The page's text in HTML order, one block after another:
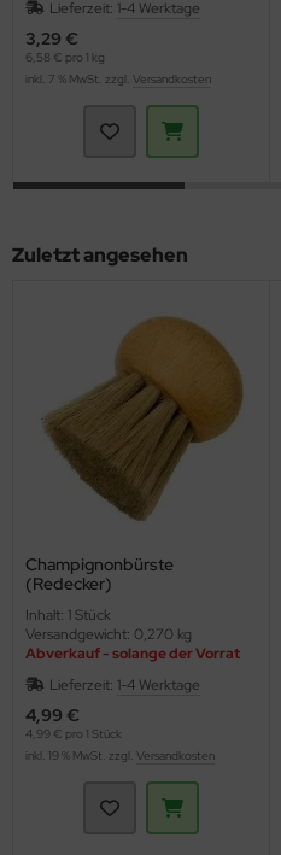
Lieferzeit: 1-4 Werktage
3,29 €
6,58 € pro 1 kg
inkl. 7 % MwSt. zzgl. Versandkosten
Zuletzt angesehen
Champignonbürste
(Redecker)
Inhalt: 1 Stück
Versandgewicht: 0,270 kg
Abverkauf - solange der Vorrat
reicht
Lieferzeit: 1-4 Werktage
4,99 €
4,99 € pro 1 Stück
inkl. 19 % MwSt. zzgl. Versandkosten